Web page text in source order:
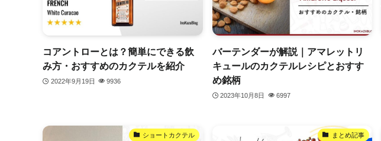
コアントローとは？簡単にできる飲
み方・おすすめのカクテルを紹介
2022年9月19日 9936
バーテンダーが解説｜アマレットリ
キュールのカクテルレシピとおすす
め銘柄
2023年10月8日 6997
ショートカクテル まとめ記事